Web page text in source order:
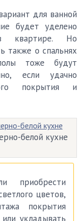
для ванной
будет уделено
квартире. Но
также о спальнях
тоже будут
если удачно
покрытия и
белой кухне
приобрести
цветов,
покрытия
укладывать